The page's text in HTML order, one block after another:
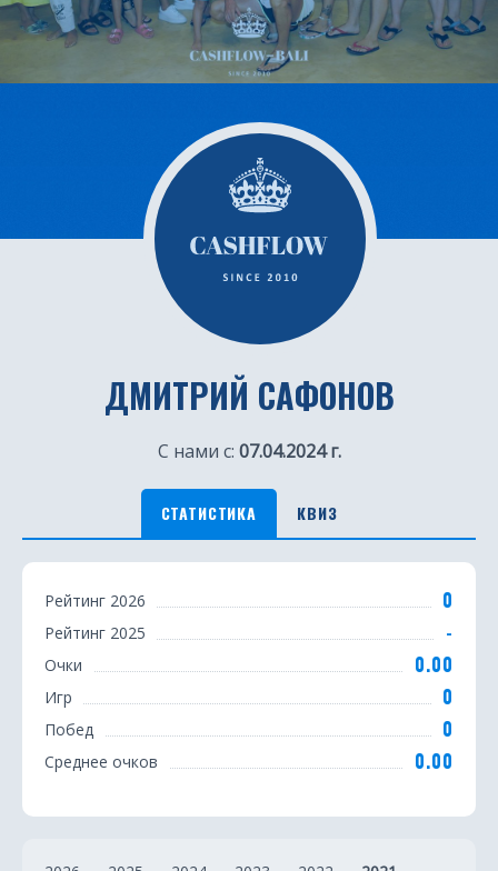
ДМИТРИЙ САФОНОВ
С нами с: 07.04.2024 г.
СТАТИСТИКА КВИЗ
С
т
Рейтинг 2026 0
Рейтинг 2025 -
Очки 0.00
Игр 0
Побед 0
Среднее очков 0.00